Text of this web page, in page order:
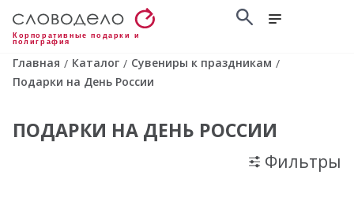
Корпоративные подарки и
полиграфия
Главная / Каталог / Сувениры к праздникам /
Подарки на День России
ПОДАРКИ НА ДЕНЬ РОССИИ
Фильтры